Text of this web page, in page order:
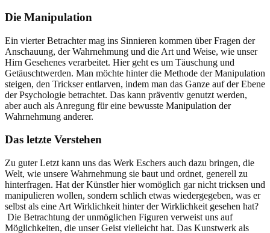
Die Manipulation
Ein vierter Betrachter mag ins Sinnieren kommen über Fragen der
Anschauung, der Wahrnehmung und die Art und Weise, wie unser
Hirn Gesehenes verarbeitet. Hier geht es um Täuschung und
Getäuschtwerden. Man möchte hinter die Methode der Manipulation
steigen, den Trickser entlarven, indem man das Ganze auf der Ebene
der Psychologie betrachtet. Das kann präventiv genutzt werden,
aber auch als Anregung für eine bewusste Manipulation der
Wahrnehmung anderer.
Das letzte Verstehen
Zu guter Letzt kann uns das Werk Eschers auch dazu bringen, die
Welt, wie unsere Wahrnehmung sie baut und ordnet, generell zu
hinterfragen. Hat der Künstler hier womöglich gar nicht tricksen und
manipulieren wollen, sondern schlich etwas wiedergegeben, was er
selbst als eine Art Wirklichkeit hinter der Wirklichkeit gesehen hat?
Die Betrachtung der unmöglichen Figuren verweist uns auf
Möglichkeiten, die unser Geist vielleicht hat. Das Kunstwerk als